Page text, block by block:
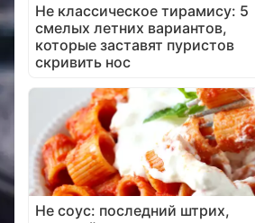
Не классическое тирамису: 5
смелых летних вариантов,
которые заставят пуристов
скривить нос
Не соус: последний штрих,